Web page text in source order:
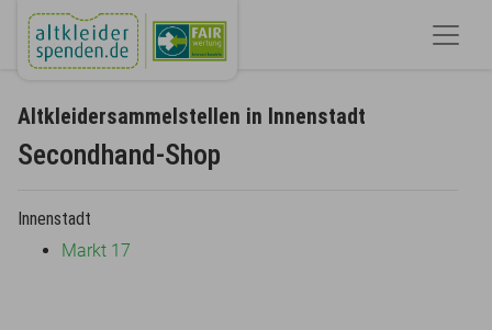
Altkleidersammelstellen in Innenstadt
Secondhand-Shop
Innenstadt
Markt 17